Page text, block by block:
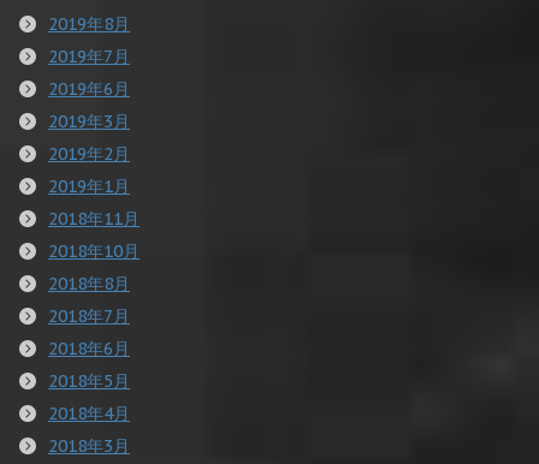
2019年8月
2019年7月
2019年6月
2019年3月
2019年2月
2019年1月
2018年11月
2018年10月
2018年8月
2018年7月
2018年6月
2018年5月
2018年4月
2018年3月